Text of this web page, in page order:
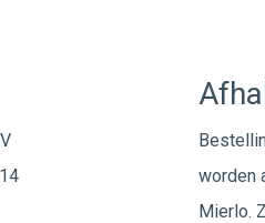
worden
Mierlo.